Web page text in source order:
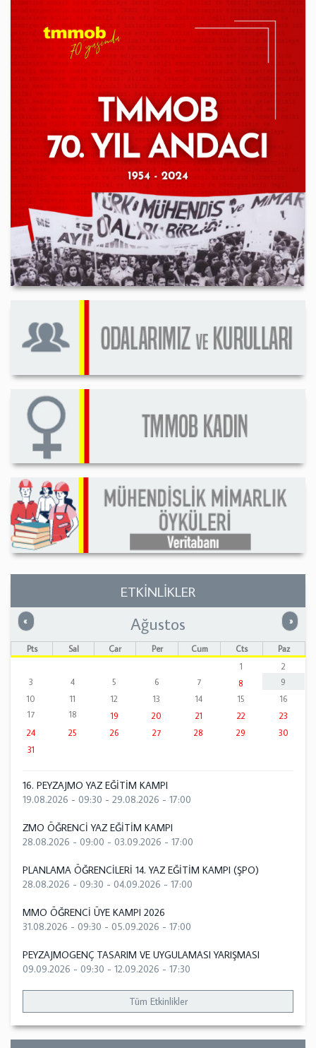
ETKİNLİKLER
« Önceki »
Ağustos
Pts Sal Çar Per Cum Cts
Paz
1
2
3
4 5 6 7 8
9
10
11 12 13 14 15
16
17
18 19 20 21 22
23
24
25 26 27 28 29
30
31
16. PEYZAJMO YAZ EĞİTİM KAMPI
19.08.2026 - 09:30 - 29.08.2026 - 17:00
ZMO ÖĞRENCİ YAZ EĞİTİM KAMPI
28.08.2026 - 09:00 - 03.09.2026 - 17:00
PLANLAMA ÖĞRENCİLERİ 14. YAZ EĞİTİM KAMPI (ŞPO)
28.08.2026 - 09:30 - 04.09.2026 - 17:00
MMO ÖĞRENCİ ÜYE KAMPI 2026
31.08.2026 - 09:30 - 05.09.2026 - 17:00
PEYZAJMOGENÇ TASARIM VE UYGULAMASI YARIŞMASI
09.09.2026 - 09:30 - 12.09.2026 - 17:30
Tüm Etkinlikler